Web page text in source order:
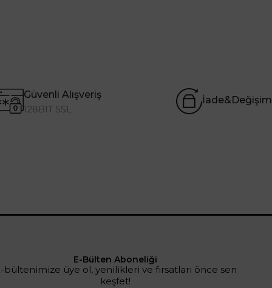
Güvenli Alışveriş
128BIT SSL
İade&Değişim
E-Bülten Aboneliği
bültenimize üye ol, yenilikleri ve fırsatları önce sen
keşfet!